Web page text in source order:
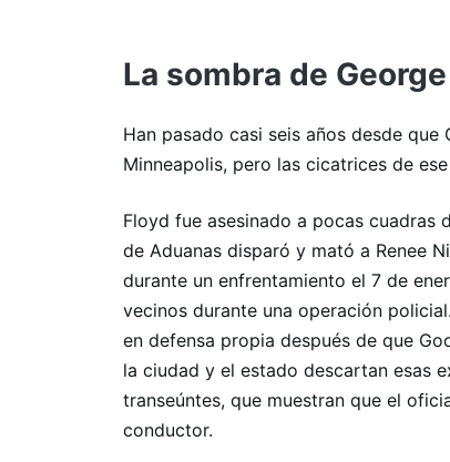
La sombra de
Han pasado casi seis años desde
Minneapolis, pero las cicatrices de
Floyd fue asesinado a pocas
de Aduanas disparó y mató a Renee
durante un enfrentamiento el 7 de
vecinos durante una operación
en defensa propia después de que
la ciudad y el estado descartan esas
transeúntes, que muestran que el
conductor.